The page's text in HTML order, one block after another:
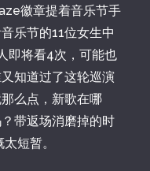
徽章提着音乐节手
乐节的11位女生中
即将看4次，可能也
知道过了这轮巡演
么点，新歌在哪
带返场消磨掉的时
短暂。